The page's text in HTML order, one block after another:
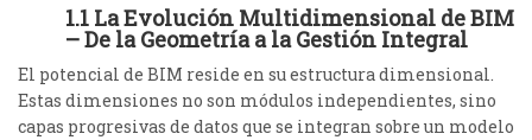
1.1 La Evolución Multidimensional de BIM
– De la Geometría a la Gestión Integral
El potencial de BIM reside en su estructura dimensional.
Estas dimensiones no son módulos independientes, sino
capas progresivas de datos que se integran sobre un modelo